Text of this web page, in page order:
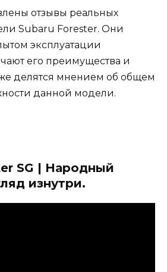
отзывы реальных
Subaru Forester. Они
эксплуатации
его преимущества и
делятся мнением об общем
данной модели.
SG | Народный
изнутри.